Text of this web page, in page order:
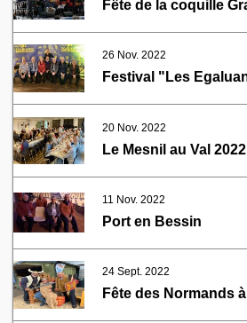
26 Nov. 2022
20 Nov. 2022
Le Mesnil au Val 2022
11 Nov. 2022
Port en Bessin
24 Sept. 2022